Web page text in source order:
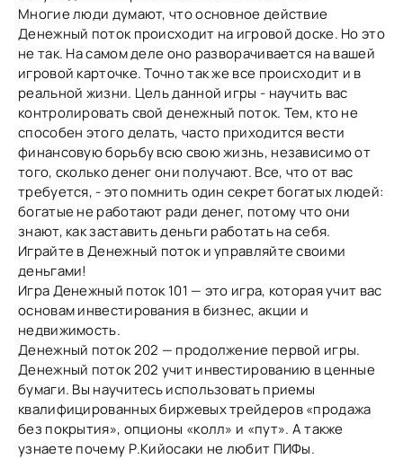
Многие люди думают, что основное действие
Денежный поток происходит на игровой доске. Но это
не так. На самом деле оно разворачивается на вашей
игровой карточке. Точно так же все происходит и в
реальной жизни. Цель данной игры - научить вас
контролировать свой денежный поток. Тем, кто не
способен этого делать, часто приходится вести
финансовую борьбу всю свою жизнь, независимо от
того, сколько денег они получают. Все, что от вас
требуется, - это помнить один секрет богатых людей:
богатые не работают ради денег, потому что они
знают, как заставить деньги работать на себя.
Играйте в Денежный поток и управляйте своими
деньгами!
Игра Денежный поток 101 — это игра, которая учит вас
основам инвестирования в бизнес, акции и
недвижимость.
Денежный поток 202 — продолжение первой игры.
Денежный поток 202 учит инвестированию в ценные
бумаги. Вы научитесь использовать приемы
квалифицированных биржевых трейдеров «продажа
без покрытия», опционы «колл» и «пут». А также
узнаете почему Р.Кийосаки не любит ПИФы.